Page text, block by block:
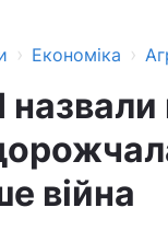
› Економіка ›
війна